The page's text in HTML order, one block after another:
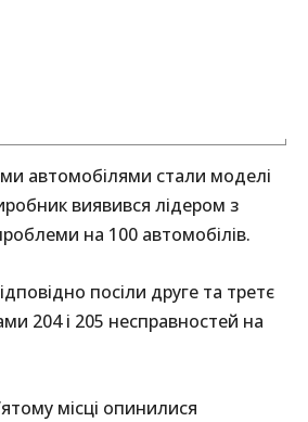
автомобілями стали моделі
виявився лідером з
на 100 автомобілів.
посіли друге та третє
204 і 205 несправностей на
місці опинилися